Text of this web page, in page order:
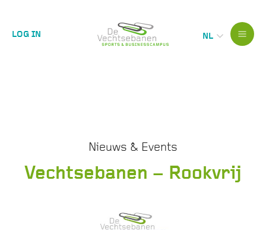
NL
LOG IN
Nieuws & Events
Vechtsebanen – Rookvrij